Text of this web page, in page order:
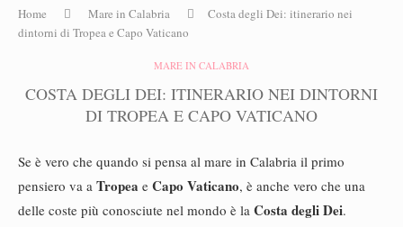
Home Mare in Calabria
Costa degli Dei: itinerario nei
dintorni di Tropea e Capo Vaticano
MARE IN CALABRIA
COSTA DEGLI DEI: ITINERARIO NEI DINTORNI
DI TROPEA E CAPO VATICANO
Se è vero che quando si pensa al mare in Calabria il primo
pensiero va a Tropea e Capo Vaticano, è anche vero che una
delle coste più conosciute nel mondo è la Costa degli Dei.